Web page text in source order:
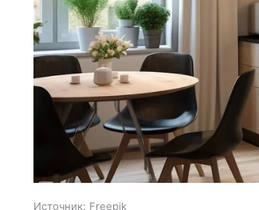
Источник: Freepik